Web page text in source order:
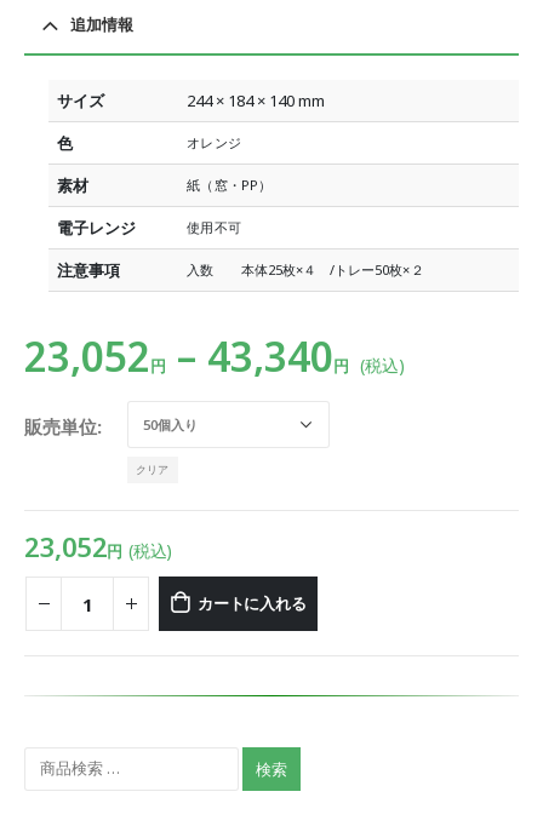
追加情報
サイズ
244 × 184 × 140 mm
色
オレンジ
素材 紙（窓・PP）
電子レンジ 使用不可
注意事項 入数 本体25枚×４ /トレー50枚×２
23,052円 – 43,340円 (税込)
販売単位
クリア
23,052円 (税込)
カートに入れる
検索